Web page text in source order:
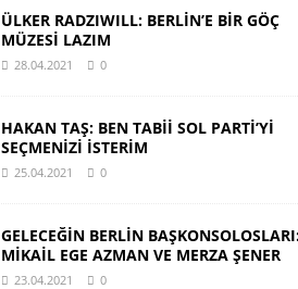
ÜLKER RADZIWILL: BERLİN’E BİR GÖÇ
MÜZESİ LAZIM
28.04.2021 0
HAKAN TAŞ: BEN TABİİ SOL PARTİ’Yİ
SEÇMENİZİ İSTERİM
25.04.2021 0
GELECEĞİN BERLİN
MİKAİL EGE AZMAN VE MERZA ŞENER
23.04.2021 0